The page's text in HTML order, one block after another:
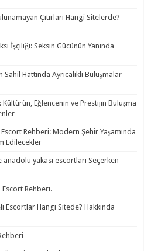
Çıtırları Hangi Sitelerde?
İşçiliği: Seksin Gücünün Yanında
Sahil Hattında Ayrıcalıklı Buluşmalar
Kültürün, Eğlencenin ve Prestijin Buluşma
Rehberi: Modern Şehir Yaşamında
Edilecekler
yakası escortları Seçerken
Escort Rehberi.
Escortlar Hangi Sitede? Hakkında